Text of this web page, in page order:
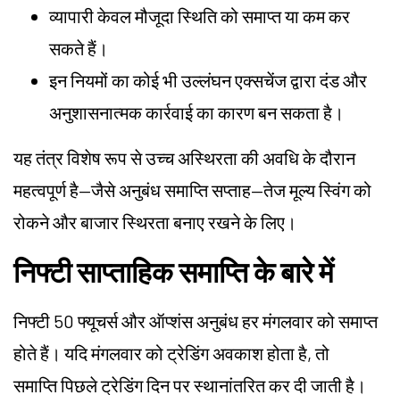
व्यापारी केवल मौजूदा स्थिति को समाप्त या कम कर
सकते हैं।
इन नियमों का कोई भी उल्लंघन एक्सचेंज द्वारा दंड और
अनुशासनात्मक कार्रवाई का कारण बन सकता है।
यह तंत्र विशेष रूप से उच्च अस्थिरता की अवधि के दौरान
महत्वपूर्ण है—जैसे अनुबंध समाप्ति सप्ताह—तेज मूल्य स्विंग को
रोकने और बाजार स्थिरता बनाए रखने के लिए।
निफ्टी साप्ताहिक समाप्ति के बारे में
निफ्टी 50 फ्यूचर्स और ऑप्शंस अनुबंध हर मंगलवार को समाप्त
होते हैं। यदि मंगलवार को ट्रेडिंग अवकाश होता है, तो
समाप्ति पिछले ट्रेडिंग दिन पर स्थानांतरित कर दी जाती है।